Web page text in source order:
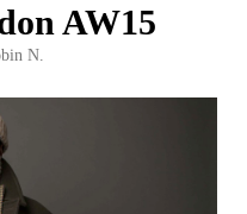
AW15
N.